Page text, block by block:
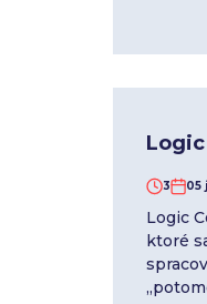
3 05
Logic
ktoré